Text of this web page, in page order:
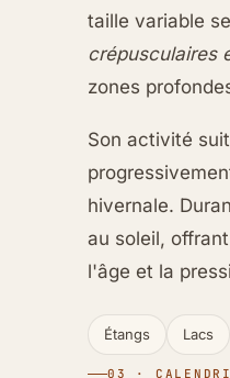
taille variable
crépusculaires
zones
Son activité
hivernale.
au soleil,
l'âge et la
Étangs Lacs
03 ·